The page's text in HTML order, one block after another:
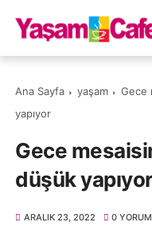
Ana Sayfa yaşam
Gece
yapıyor
Gece
düşük
ARALIK 23, 2022 0